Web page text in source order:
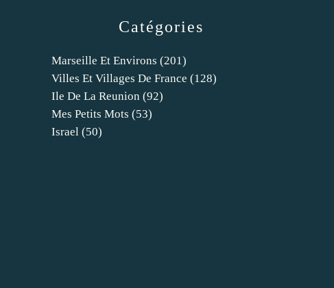
Catégories
Marseille Et Environs (201)
Villes Et Villages De France (128)
Ile De La Reunion (92)
Mes Petits Mots (53)
Israel (50)